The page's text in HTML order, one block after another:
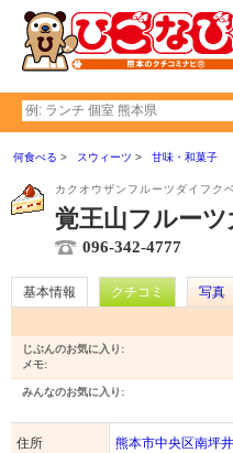
何食べる スウィーツ 甘味・和菓子
カクオウザンフルーツダイフク
覚王山フルー
096-342-4777
基本情報 クチコミ
写真
じぶんのお気に入り:
メモ:
みんなのお気に入り:
住所 熊本市中央区南坪